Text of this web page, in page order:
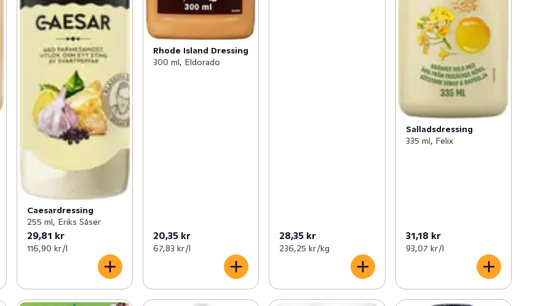
Caesardressing
255 ml, Eriks Såser
29,81 kr
116,90 kr /l
Rhode Island Dressing
300 ml, Eldorado
20,35 kr
67,83 kr /l
28,35 kr
236,25 kr /kg
Salladsdressing
335 ml, Felix
31,18 kr
93,07 kr /l